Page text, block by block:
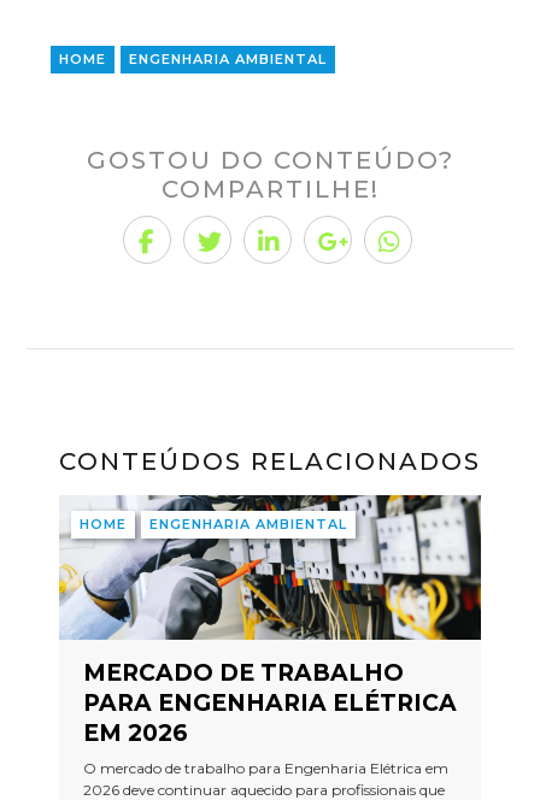
HOME ENGENHARIA AMBIENTAL
GOSTOU DO CONTEÚDO?
COMPARTILHE!
CONTEÚDOS RELACIONADOS
HOME ENGENHARIA AMBIENTAL
MERCADO DE TRABALHO
PARA ENGENHARIA ELÉTRICA
EM 2026
O mercado de trabalho para Engenharia Elétrica em
2026 deve continuar aquecido para profissionais que